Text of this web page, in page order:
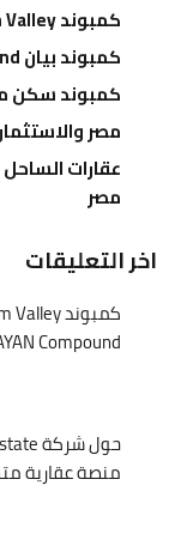
كمبوند Dream Valley
كمبوند بيان BAYAN Compound
كمبوند سكن
مصر
عقارات
مصر
اخر التعليقات
كمبوند Dream Valley - بوابة مصر العقارية
Compound
حول شركة Gate Masr Real Estate - بوابة مصر العقارية
منصة عقارية